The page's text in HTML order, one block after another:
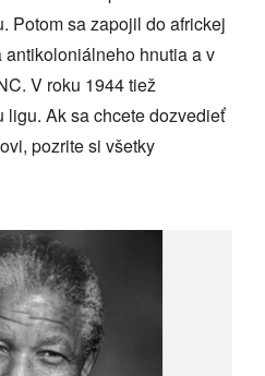
Potom sa zapojil do africkej
hnutia a v
V roku 1944 tiež
Ak sa chcete dozvedieť
pozrite si všetky